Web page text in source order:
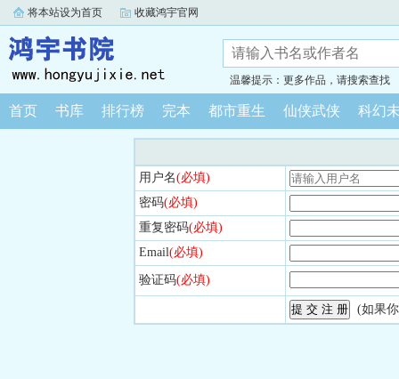
将本站设为首页 收藏鸿宇官网
温馨提示：更多作品，请搜索查找
首页 书库 排行榜 完本 都市重生 仙侠武侠 科幻
用户名(必填)
密码(必填)
重复密码(必填)
Email(必填)
验证码(必填)
(如果